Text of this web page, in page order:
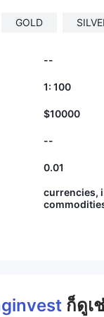
GOLD
--
1: 100
$10000
--
0.01
currencies,
ก็ดูเ